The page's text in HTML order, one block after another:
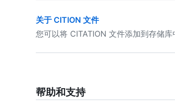
关于 CITION 文件
您可以将 CITATION 文件添加到存储库
帮助和支持